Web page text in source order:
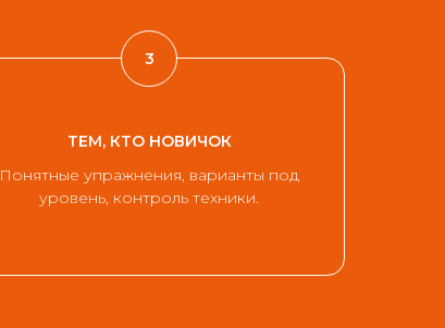
ТЕМ, КТО НОВИЧОК
Понятные упражнения, варианты под
уровень, контроль техники.